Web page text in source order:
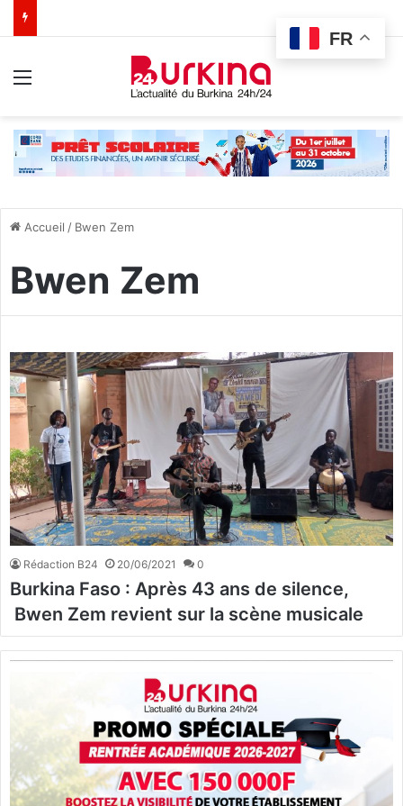
Accueil / Bwen Zem
Bwen Zem
Rédaction B24 20/06/2021 0
Burkina Faso : Après 43 ans de silence,
Bwen Zem revient sur la scène musicale
FR